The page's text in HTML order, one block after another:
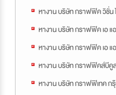
หางาน บริษัท กราฟฟิค วิชั่น
หางาน บริษัท กราฟฟิค เอ
หางาน บริษัท กราฟฟิค เอ
หางาน บริษัท กราฟฟิคส์บีคู
หางาน บริษัท กราฟฟิเทค ก